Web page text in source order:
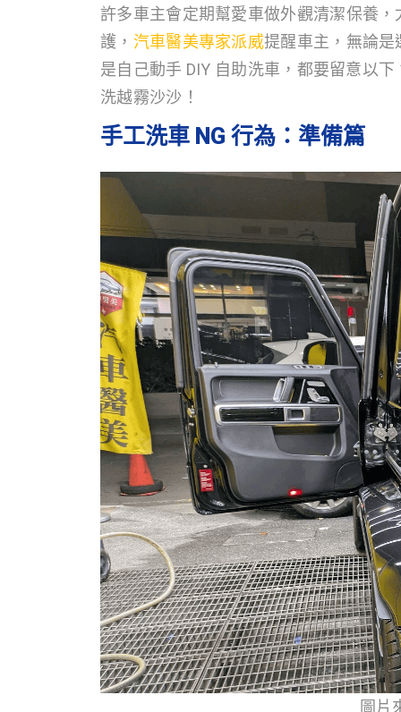
許多車主會定期幫愛車做外觀清潔保養
護， 汽車醫美專家派威提醒車主，無論
是自己動手 DIY 自助洗車，都要留意以
洗越霧沙沙！
手工洗車 NG 行為：準備篇
圖片